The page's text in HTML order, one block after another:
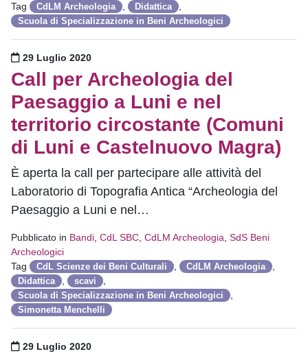
Tag
CdLM Archeologia Didattica
Scuola di Specializzazione in Beni Archeologici
Pubblicato il
29 Luglio 2020
Call per Archeologia del
Paesaggio a Luni e nel
territorio circostante (Comuni
di Luni e Castelnuovo Magra)
È aperta la call per partecipare alle attività del
Laboratorio di Topografia Antica “Archeologia del
Paesaggio a Luni e nel…
Pubblicato in Bandi CdL SBC CdLM Archeologia SdS Beni
Archeologici
Tag
CdL Scienze dei Beni Culturali CdLM Archeologia
Didattica scavi
Scuola di Specializzazione in Beni Archeologici
Simonetta Menchelli
Pubblicato il
29 Luglio 2020